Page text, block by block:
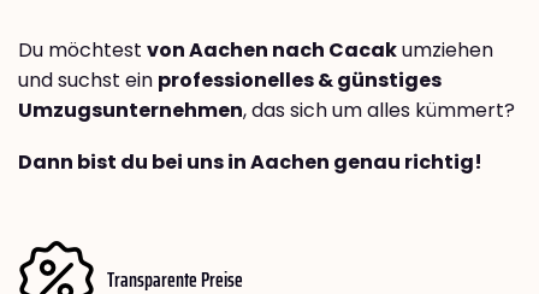
Du möchtest von Aachen nach Cacakumziehen
und suchst ein professionelles & günstiges
Umzugsunternehmen, das sich um alles kümmert?
Dann bist du bei uns in Aachen genau richtig!
Transparente Preise